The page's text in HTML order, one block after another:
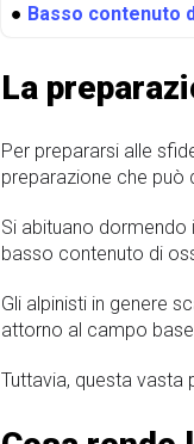
● Basso contenuto
La
Per prepararsi alle
preparazione che può
Si abituano dormendo
basso contenuto di
Gli alpinisti in genere
attorno al campo
Tuttavia, questa vasta